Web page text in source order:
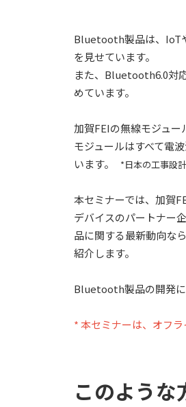
Bluetooth製品は、IoT
を見せています。
また、Bluetooth6.0対
めています。
加賀FEIの無線モジュ
モジュールはすべて電
います。
*日本の工事設
本セミナーでは、加賀
デバイスのパートナー
品に関する最新動向な
紹介します。
Bluetooth製品の開発に
* 本セミナーは、オフラ
このような